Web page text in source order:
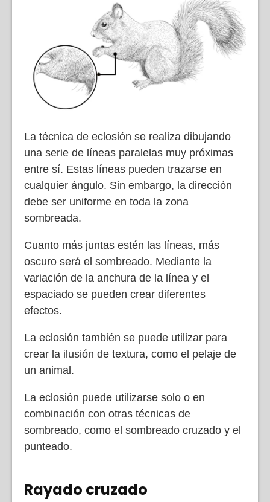
La técnica de eclosión se realiza dibujando
una serie de líneas paralelas muy próximas
entre sí. Estas líneas pueden trazarse en
cualquier ángulo. Sin embargo, la dirección
debe ser uniforme en toda la zona
sombreada.
Cuanto más juntas estén las líneas, más
oscuro será el sombreado. Mediante la
variación de la anchura de la línea y el
espaciado se pueden crear diferentes
efectos.
La eclosión también se puede utilizar para
crear la ilusión de textura, como el pelaje de
un animal.
La eclosión puede utilizarse solo o en
combinación con otras técnicas de
sombreado, como el sombreado cruzado y el
punteado.
Rayado cruzado